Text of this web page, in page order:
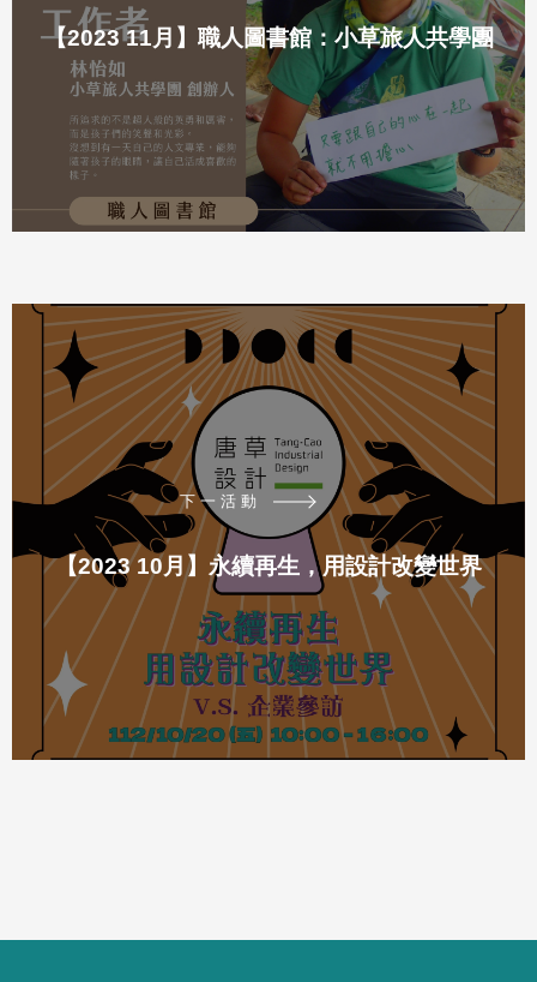
【2023 11月】職人圖書館：小草旅人共學團
下一活動
【2023 10月】永續再生，用設計改變世界